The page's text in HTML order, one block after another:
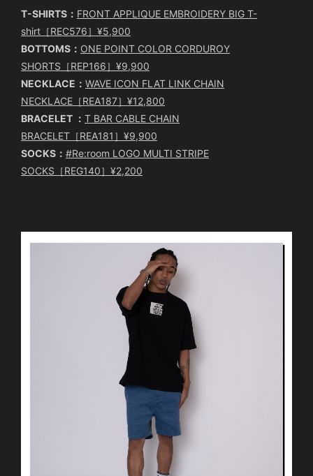
T-SHIRTS： FRONT APPLIQUE EMBROIDERY BIG T-
shirt［REC576］¥5,900
BOTTOMS： ONE POINT COLOR CORDUROY
SHORTS［REP166］¥9,900
NECKLACE： WAVE ICON FLAT LINK CHAIN
NECKLACE［REA187］¥12,800
BRACELET ： T BAR CABLE CHAIN
BRACELET［REA181］¥9,900
SOCKS： #Re:room LOGO MULTI STRIPE
SOCKS［REG140］¥2,200